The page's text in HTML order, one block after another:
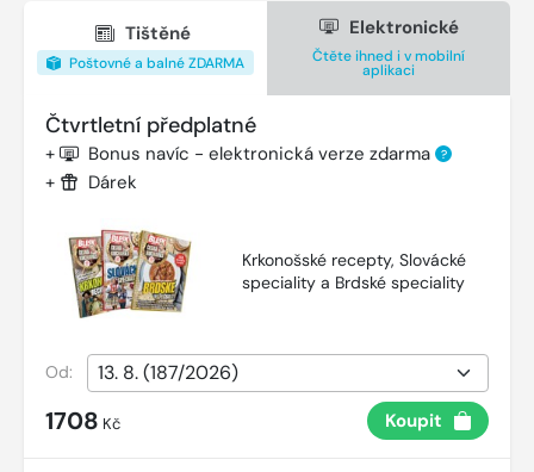
Tištěné
Poštovné a balné ZDARMA
Elektronické
Čtěte ihned i v mobilní
aplikaci
Čtvrtletní předplatné
+ Bonus navíc - elektronická verze zdarma ?
+ Dárek
Krkonošské recepty, Slovácké
speciality a Brdské speciality
Od:
1708 Kč Koupit